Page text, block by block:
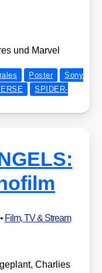
und Mar­vel
Poster
Sony
SPIDER-
• Film, TV & Stream
Char­lies